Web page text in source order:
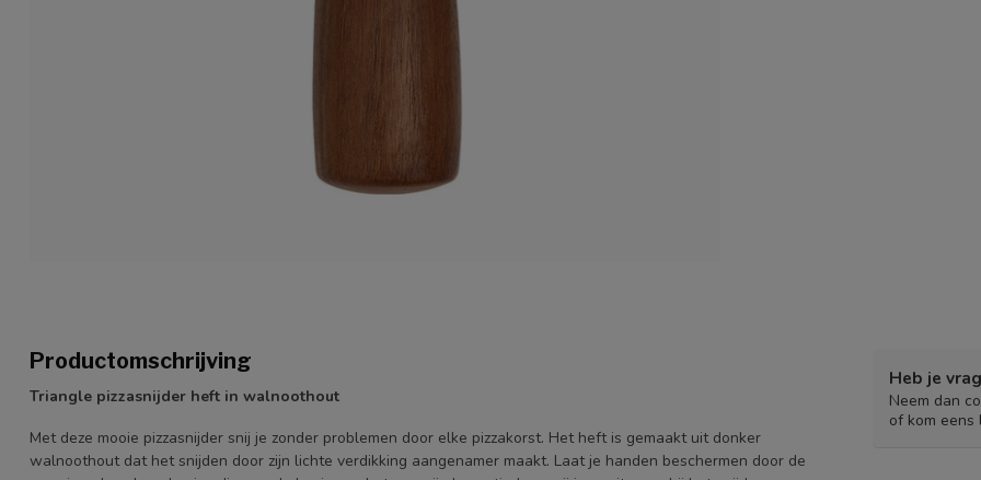
Productomschrijving
Triangle pizzasnijder heft in walnoothout
Met deze mooie pizzasnijder snij je zonder problemen door elke pizzakorst. Het heft is gemaakt uit donker
walnoothout dat het snijden door zijn lichte verdikking aangenamer maakt. Laat je handen beschermen door de
Heb je
Neem dan
of kom